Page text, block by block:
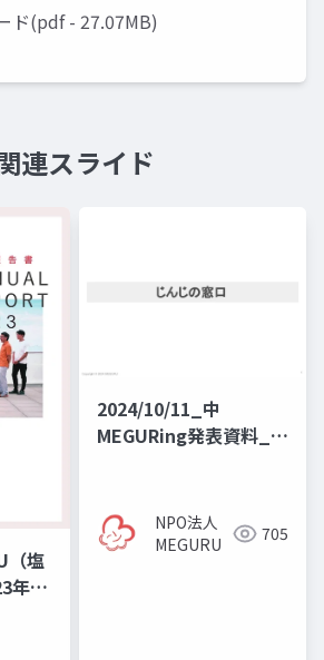
ド(pdf - 27.07MB)
連スライド
（塩
年度
2024/10/11_中
MEGURing発表資料_じ
NPO法人
MEGURU
705